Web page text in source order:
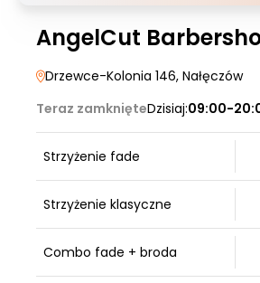
AngelCut
Drzewce-Kolonia 146, Nałęczów
Teraz zamknięteDzisiaj:09:00-
Strzyżenie fade
Strzyżenie klasyczne
Combo fade + broda